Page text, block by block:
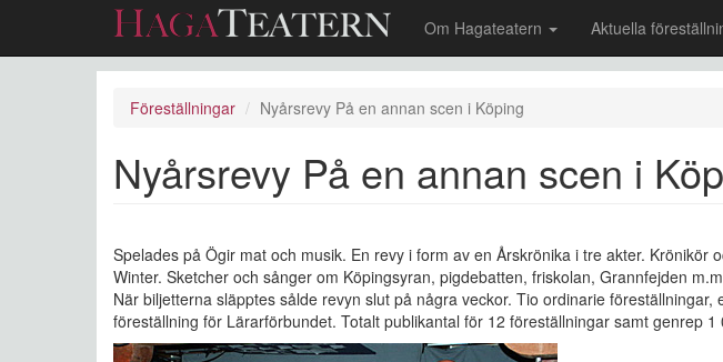
Om Hagateatern Aktuella
Föreställningar Nyårsrevy På en annan scen i Köping
Nyårsrevy På en annan scen i
Spelades på Ögir mat och musik. En revy i form av en Årskrönika i tre akter. Krönikör
Winter. Sketcher och sånger om Köpingsyran, pigdebatten, friskolan, Grannfejden
När biljetterna släpptes sålde revyn slut på några veckor. Tio ordinarie
föreställning för Lärarförbundet. Totalt publikantal för 12 föreställningar samt genrep 1